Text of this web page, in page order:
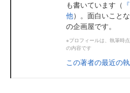
も書いています（
他）。面白いこと
の企画屋です。
※プロフィールは、執筆時
の内容です
この著者の最近の